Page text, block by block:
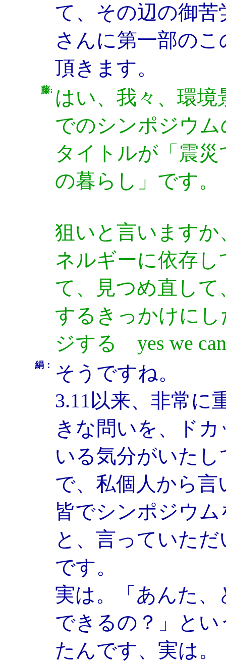
て、その辺の御
さんに第一部の
頂きます。
藤: はい、我々、環境
でのシンポジウ
タイトルが「震
の暮らし」です。
狙いと言います
ネルギーに依存
て、見つめ直し
するきっかけに
ジする yes we
絹：
そうですね。
3.11以来、非常に
きな問いを、ド
いる気分がいた
で、私個人から
皆でシンポジウ
と、言っていた
です。
実は。「あんた
できるの？」と
たんです、実は。